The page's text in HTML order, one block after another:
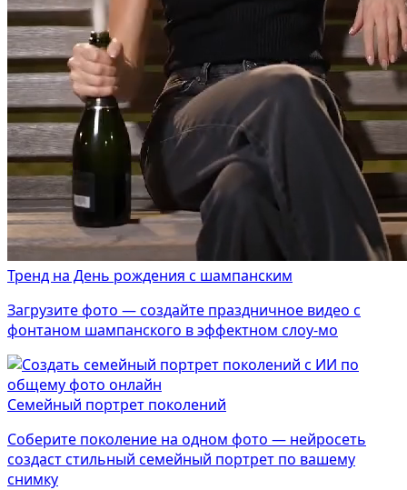
Тренд на День рождения с шампанским
Загрузите фото — создайте праздничное видео с
фонтаном шампанского в эффектном слоу-мо
Семейный портрет поколений
Соберите поколение на одном фото — нейросеть
создаст стильный семейный портрет по вашему
снимку